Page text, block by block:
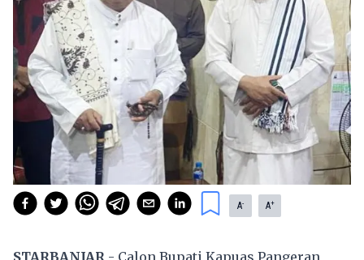
A- A+
STARBANJAR - Calon Bupati Kapuas Pangeran